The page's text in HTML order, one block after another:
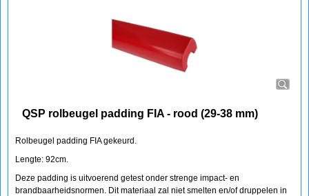
QSP rolbeugel padding FIA - rood (29-38 mm)
Rolbeugel padding FIA gekeurd.
Lengte: 92cm.
Deze padding is uitvoerend getest onder strenge impact- en
brandbaarheidsnormen. Dit materiaal zal niet smelten en/of druppelen in